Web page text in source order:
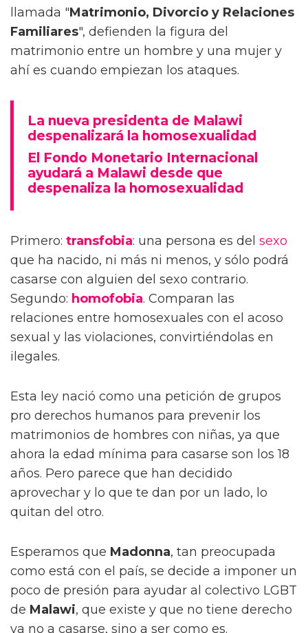
llamada "Matrimonio, Divorcio y Relaciones
Familiares", defienden la figura del
matrimonio entre un hombre y una mujer y
ahí es cuando empiezan los ataques.
La nueva presidenta de Malawi
despenalizará la homosexualidad
El Fondo Monetario Internacional
ayudará a Malawi desde que
despenaliza la homosexualidad
Primero: transfobia: una persona es del sexo
que ha nacido, ni más ni menos, y sólo podrá
casarse con alguien del sexo contrario.
Segundo: homofobia. Comparan las
relaciones entre homosexuales con el acoso
sexual y las violaciones, convirtiéndolas en
ilegales.
Esta ley nació como una petición de grupos
pro derechos humanos para prevenir los
matrimonios de hombres con niñas, ya que
ahora la edad mínima para casarse son los 18
años. Pero parece que han decidido
aprovechar y lo que te dan por un lado, lo
quitan del otro.
Esperamos que Madonna, tan preocupada
como está con el país, se decide a imponer un
poco de presión para ayudar al colectivo LGBT
de Malawi, que existe y que no tiene derecho
ya no a casarse, sino a ser como es.